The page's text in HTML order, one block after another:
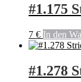
#1.175
7 € In den
#1.278